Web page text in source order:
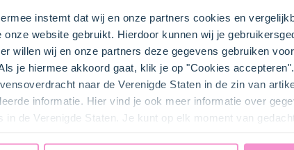
instemt dat wij en onze partners cookies en
onze website gebruikt. Hierdoor kunnen wij je
willen wij en onze partners deze gegevens gebruiken
je hiermee akkoord gaat, klik je op "Cookies
naar de Verenigde Staten in de zin van
informatie. Hier vind je ook meer informatie over
in de Verenigde Staten. Je kunt op elk moment van
4 10 min.
Griesmeelcake
Gemiddeld 3 10 min.